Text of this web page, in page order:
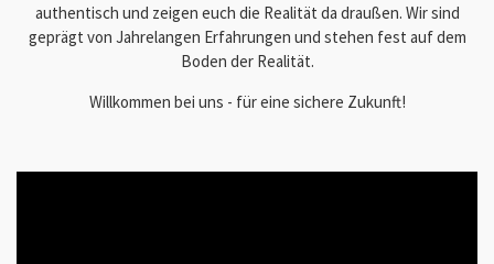
authentisch und zeigen euch die Realität da draußen. Wir sind
geprägt von Jahrelangen Erfahrungen und stehen fest auf dem
Boden der Realität.
Willkommen bei uns - für eine sichere Zukunft!